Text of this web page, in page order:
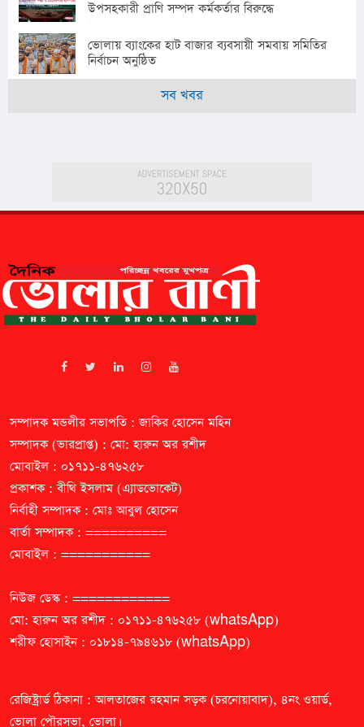
উপসহকারী প্রাণি সম্পদ কর্মকর্তার বিরুদ্ধে
ভোলায় ব্যাংকের হাট বাজার ব্যবসায়ী সমবায় সমিতির
নির্বাচন অনুষ্ঠিত
সব খবর
সম্পাদক মন্ডলীর সভাপতি : জাকির হোসেন মহিন
সম্পাদক (ভারপ্রাপ্ত) : মো: হারুন অর রশীদ
মোবাইল : ০১৭১১-৪৭৬২৫৮
প্রকাশক : বীথি ইসলাম (এ্যাডভোকেট)
নির্বাহী সম্পাদক : মোঃ আবুল হোসেন
বার্তা সম্পাদক : ==========
মোবাইল : ===========
নিউজ ডেস্ক : ============
মো: হারুন অর রশীদ : ০১৭১১-৪৭৬২৫৮ (whatsApp)
শরীফ হোসাইন : ০১৮১৪-৭৯৪৬১৮ (whatsApp)
রেজিষ্ট্রার্ড ঠিকানা : আলতাজের রহমান সড়ক (চরনোয়াবাদ), ৪নং ওয়ার্ড,
ভোলা পৌরসভা, ভোলা।